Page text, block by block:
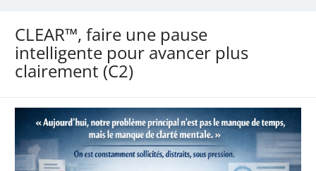
CLEAR™, faire une pause
intelligente pour avancer plus
clairement (C2)